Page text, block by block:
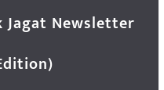
Jagat Newsletter